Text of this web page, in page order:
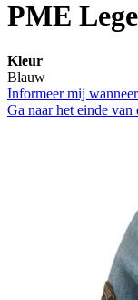
PME
Kleur
Blauw
Informeer mij
Ga naar het einde